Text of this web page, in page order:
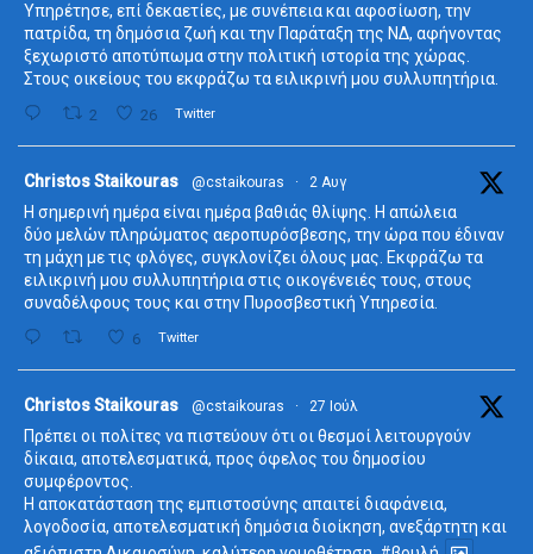
Υπηρέτησε, επί δεκαετίες, με συνέπεια και αφοσίωση, την
πατρίδα, τη δημόσια ζωή και την Παράταξη της ΝΔ, αφήνοντας
ξεχωριστό αποτύπωμα στην πολιτική ιστορία της χώρας.
Στους οικείους του εκφράζω τα ειλικρινή μου συλλυπητήρια.
2 26 Twitter
Christos Staikouras @cstaikouras · 2 Αυγ
Η σημερινή ημέρα είναι ημέρα βαθιάς θλίψης. Η απώλεια
δύο μελών πληρώματος αεροπυρόσβεσης, την ώρα που έδιναν
τη μάχη με τις φλόγες, συγκλονίζει όλους μας. Εκφράζω τα
ειλικρινή μου συλλυπητήρια στις οικογένειές τους, στους
συναδέλφους τους και στην Πυροσβεστική Υπηρεσία.
6 Twitter
Christos Staikouras @cstaikouras · 27 Ιούλ
Πρέπει οι πολίτες να πιστεύουν ότι οι θεσμοί λειτουργούν
δίκαια, αποτελεσματικά, προς όφελος του δημοσίου
συμφέροντος.
Η αποκατάσταση της εμπιστοσύνης απαιτεί διαφάνεια,
λογοδοσία, αποτελεσματική δημόσια διοίκηση, ανεξάρτητη και